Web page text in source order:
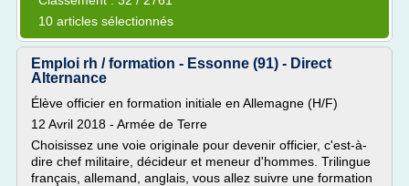
10 articles sélectionnés
Emploi rh / formation - Essonne (91) - Direct
Alternance
Élève officier en formation initiale en Allemagne (H/F)
12 Avril 2018 - Armée de Terre
Choisissez une voie originale pour devenir officier, c'est-à-
dire chef militaire, décideur et meneur d'hommes. Trilingue
français, allemand, anglais, vous allez suivre une formation